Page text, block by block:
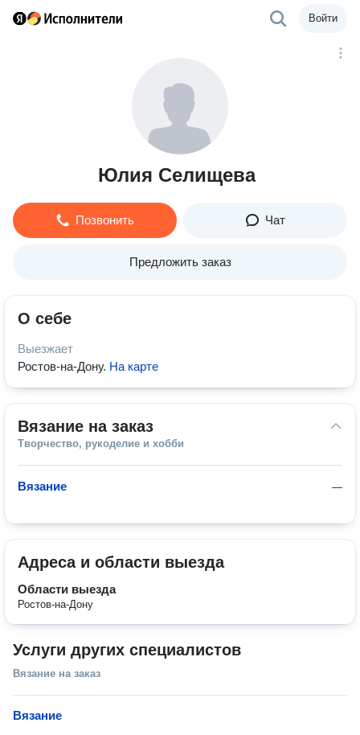
Войти
Юлия Селищева
Позвонить Чат
Предложить заказ
О себе
Выезжает
Ростов-на-Дону. На карте
Вязание на заказ
Творчество, рукоделие и хобби
—
Вязание
Адреса и области выезда
Области выезда
Ростов-на-Дону
Услуги других специалистов
Вязание на заказ
Вязание